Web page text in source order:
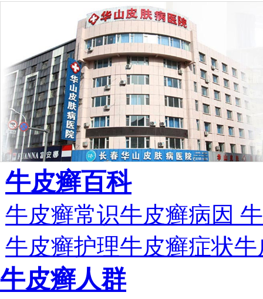
牛皮癣百科
牛皮癣常识牛皮癣病因
牛皮癣护理牛皮癣症状牛
牛皮癣人群